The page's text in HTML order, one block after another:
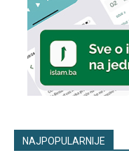
NAJPOPULARNIJE